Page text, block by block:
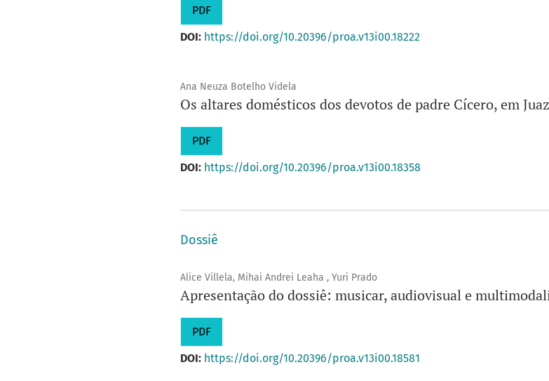
PDF
DOI: https://doi.org/10.20396/proa.v13i00.18222
Ana Neuza Botelho Videla
Os altares domésticos dos devotos de padre Cícero, em
PDF
DOI: https://doi.org/10.20396/proa.v13i00.18358
Dossiê
Alice Villela, Mihai Andrei Leaha , Yuri Prado
Apresentação do dossiê: musicar, audiovisual e
PDF
DOI: https://doi.org/10.20396/proa.v13i00.18581